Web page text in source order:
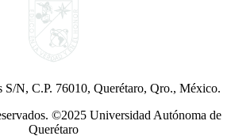
S/N, C.P. 76010, Querétaro, Qro., México.
©2025 Universidad Autónoma de
Querétaro